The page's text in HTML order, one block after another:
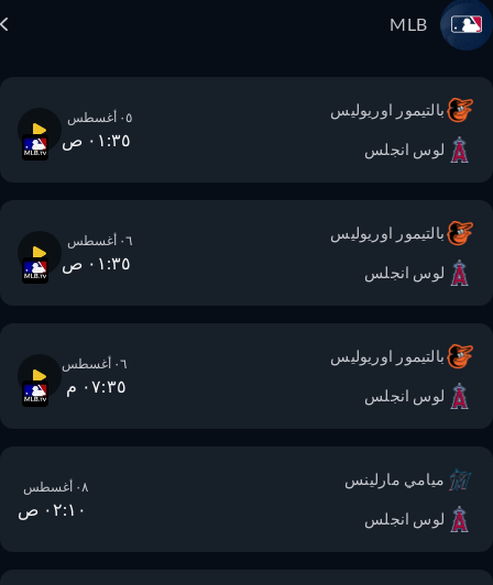
MLB
بالتيمور اوريوليس
لوس انجلس ٠١:٣٥ ص
بالتيمور اوريوليس
لوس انجلس ٠١:٣٥ ص
بالتيمور اوريوليس
لوس انجلس ٠٧:٣٥ م
ميامي مارلينس
لوس انجلس ٠٢:١٠ ص